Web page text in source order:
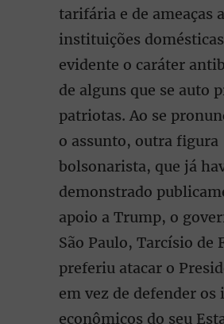
tarifária e de ameaças a
instituições
evidente o caráter
de alguns que se auto
patriotas. Ao se
o assunto, outra figura
bolsonarista, que já
demonstrado
apoio a Trump, o
São Paulo, Tarcísio de
preferiu atacar o
em vez de defender os
econômicos do seu